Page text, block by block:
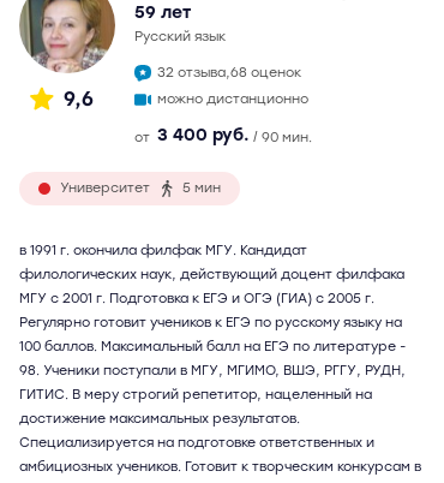
9,6
59 лет
русский язык
32 отзыва,68 оценок
можно дистанционно
от 3 400 руб. / 90 мин.
Университет 5 мин
в 1991 г. окончила филфак МГУ. Кандидат
филологических наук, действующий доцент филфака
МГУ с 2001 г. Подготовка к ЕГЭ и ОГЭ (ГИА) с 2005 г.
Регулярно готовит учеников к ЕГЭ по русскому языку на
100 баллов. Максимальный балл на ЕГЭ по литературе -
98. Ученики поступали в МГУ, МГИМО, ВШЭ, РГГУ, РУДН,
ГИТИС. В меру строгий репетитор, нацеленный на
достижение максимальных результатов.
Специализируется на подготовке ответственных и
амбициозных учеников. Готовит к творческим конкурсам в